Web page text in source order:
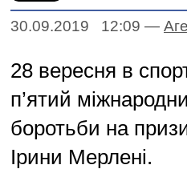
30.09.2019 12:09 —
28 вересня в
п’ятий
боротьби на
Ірини Мерлені.